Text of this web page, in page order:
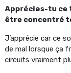
Apprécies-tu ce
être concentré
J’apprécie car ce
de mal lorsque ça
circuits vraiment